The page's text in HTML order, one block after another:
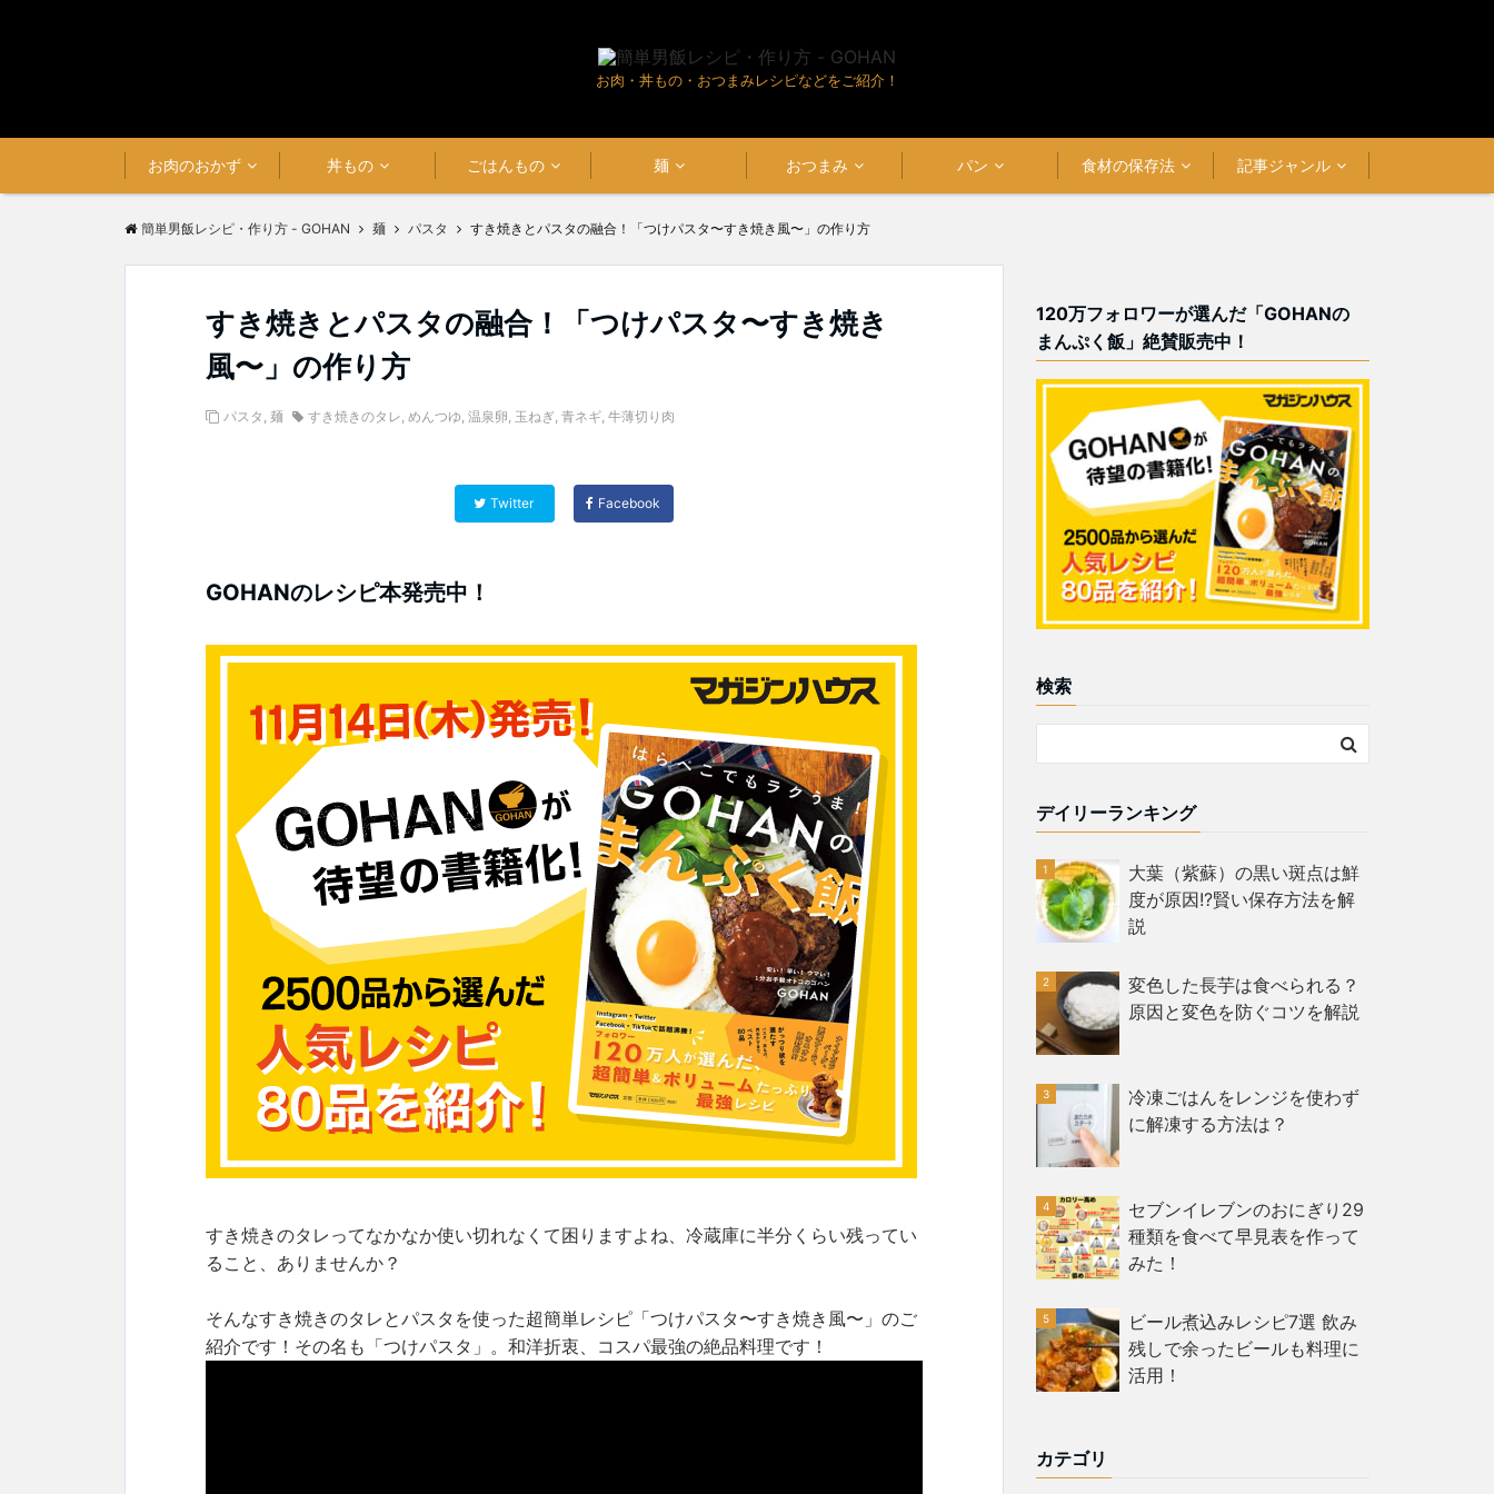
お肉・丼もの・おつまみレシピなどをご紹介！
お肉のおかず 丼もの ごはんもの 麺 おつまみ パン 食材の保存法 記事ジャンル
簡単男飯レシピ・作り方 - GOHAN 麺 パスタ すき焼きとパスタの融合！「つけパスタ〜すき焼き風〜」の作り方
すき焼きとパスタの融合！「つけパスタ〜すき焼き
風〜」の作り方
パスタ , 麺 すき焼きのタレ, めんつゆ, 温泉卵, 玉ねぎ, 青ネギ, 牛薄切り肉
Twitter Facebook
GOHANのレシピ本発売中！
すき焼きのタレってなかなか使い切れなくて困りますよね、冷蔵庫に半分くらい残ってい
ること、ありませんか？
そんなすき焼きのタレとパスタを使った超簡単レシピ「つけパスタ〜すき焼き風〜」のご
紹介です！その名も「つけパスタ」。和洋折衷、コスパ最強の絶品料理です！
120万フォロワーが選んだ「GOHANの
まんぷく飯」絶賛販売中！
検索
デイリーランキング
大葉（紫蘇）の黒い斑点は鮮
度が原因!?賢い保存方法を解
説
変色した長芋は食べられる？
原因と変色を防ぐコツを解説
冷凍ごはんをレンジを使わず
に解凍する方法は？
セブンイレブンのおにぎり29
種類を食べて早見表を作って
みた！
ビール煮込みレシピ7選 飲み
残しで余ったビールも料理に
活用！
カテゴリ